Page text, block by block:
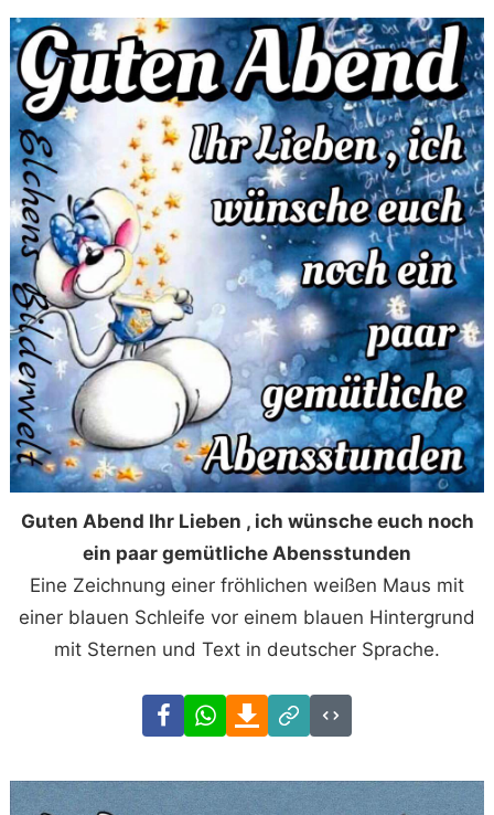
Guten Abend Ihr Lieben , ich wünsche euch noch
ein paar gemütliche Abensstunden
Eine Zeichnung einer fröhlichen weißen Maus mit
einer blauen Schleife vor einem blauen Hintergrund
mit Sternen und Text in deutscher Sprache.
FacebookWhatsAppDownload
Link
Code